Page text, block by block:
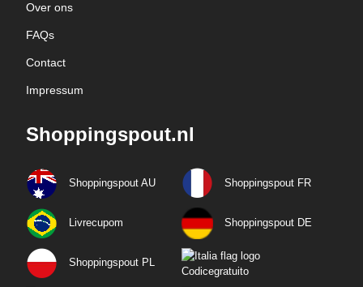
Over ons
FAQs
Contact
Impressum
Shoppingspout.nl
Shoppingspout AU Shoppingspout FR
Livrecupom Shoppingspout DE
Shoppingspout PL
Codicegratuito